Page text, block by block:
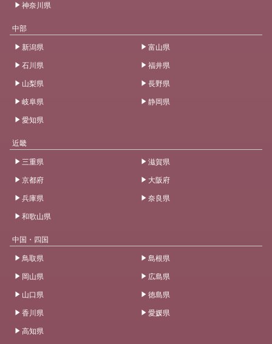
神奈川県
中部
新潟県
富山県
石川県
福井県
山梨県
長野県
岐阜県
静岡県
愛知県
近畿
三重県
滋賀県
京都府
大阪府
兵庫県
奈良県
和歌山県
中国・四国
鳥取県
島根県
岡山県
広島県
山口県
徳島県
香川県
愛媛県
高知県